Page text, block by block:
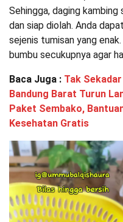
Sehingga, daging
dan siap diolah. Anda
sejenis tumisan yang
bumbu secukupnya agar
Baca Juga : Tak
Bandung Barat Turun
Paket Sembako,
Kesehatan Gratis